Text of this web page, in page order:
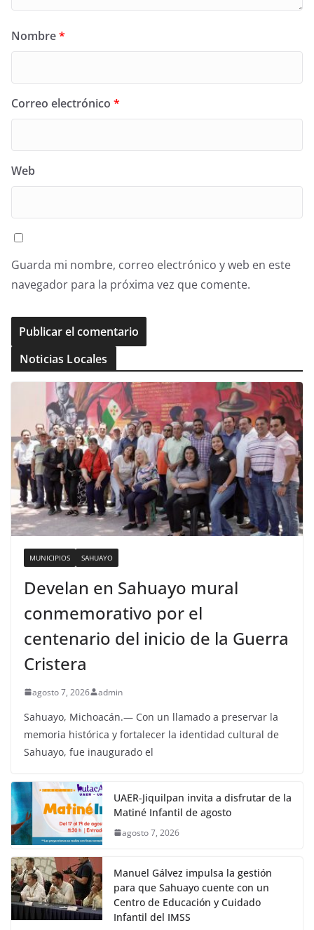
Nombre*
Correo electrónico *
Web
Guarda mi nombre, correo electrónico y web en este
navegador para la próxima vez que comente.
Noticias Locales
MUNICIPIOS SAHUAYO
Develan en Sahuayo mural
conmemorativo por el
centenario del inicio de la Guerra
Cristera
agosto 7, 2026 admin
Sahuayo, Michoacán.— Con un llamado a preservar la
memoria histórica y fortalecer la identidad cultural de
Sahuayo, fue inaugurado el
UAER-Jiquilpan invita a disfrutar de la
Matiné Infantil de agosto
agosto 7, 2026
Manuel Gálvez impulsa la gestión
para que Sahuayo cuente con un
Centro de Educación y Cuidado
Infantil del IMSS